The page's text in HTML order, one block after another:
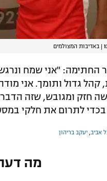
| באדיבות המצולמים
החתימה: "אני שמח
גדול ותומך. אני
חזק ומגובש, שזה
לתרום את חלקי
אביב יעקב בריהון
מה